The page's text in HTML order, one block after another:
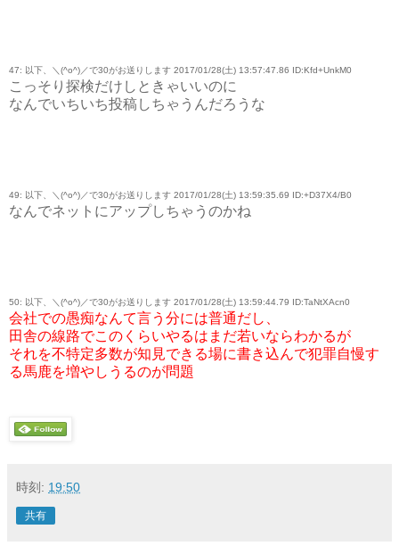
47: 以下、＼(^o^)／で30がお送りします 2017/01/28(土) 13:57:47.86 ID:Kfd+UnkM0
こっそり探検だけしときゃいいのに
なんでいちいち投稿しちゃうんだろうな
49: 以下、＼(^o^)／で30がお送りします 2017/01/28(土) 13:59:35.69 ID:+D37X4/B0
なんでネットにアップしちゃうのかね
50: 以下、＼(^o^)／で30がお送りします 2017/01/28(土) 13:59:44.79 ID:TaNtXAcn0
会社での愚痴なんて言う分には普通だし、
田舎の線路でこのくらいやるはまだ若いならわかるが
それを不特定多数が知見できる場に書き込んで犯罪自慢す
る馬鹿を増やしうるのが問題
時刻: 19:50
共有